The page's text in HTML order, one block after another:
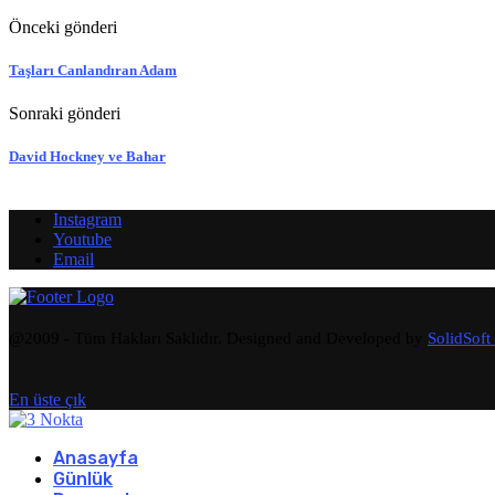
Önceki gönderi
Taşları Canlandıran Adam
Sonraki gönderi
David Hockney ve Bahar
Instagram
Youtube
Email
SolidSoft
En üste çık
Anasayfa
Günlük